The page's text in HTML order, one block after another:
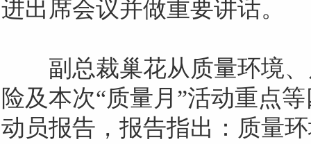
进出席会议并做重要讲话。
副总裁巢花从质量环境、
险及本次“质量月”活动重点
动员报告，报告指出：质量